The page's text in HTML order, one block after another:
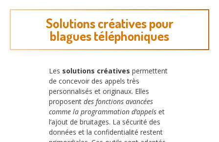
Solutions créatives pour
blagues téléphoniques
Les solutions créatives permettent
de concevoir des appels très
personnalisés et originaux. Elles
proposent des fonctions avancées
comme la programmation d’appels et
l’ajout de bruitages. La sécurité des
données et la confidentialité restent